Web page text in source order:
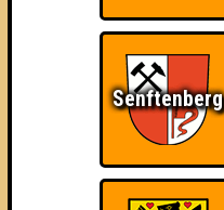
Knapp daneben!
Senftenberg